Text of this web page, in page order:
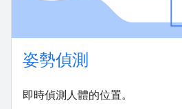
姿勢偵測
即時偵測人體的位置。